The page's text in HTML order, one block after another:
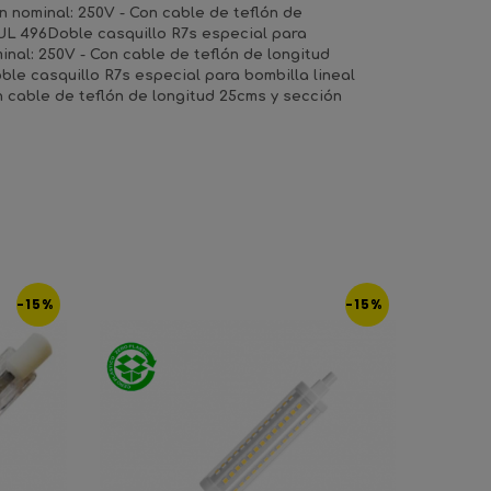
nominal: 250V - Con cable de teflón de
496Doble casquillo R7s especial para
250V - Con cable de teflón de longitud
casquillo R7s especial para bombilla lineal
cable de teflón de longitud 25cms y sección
-15% -15%